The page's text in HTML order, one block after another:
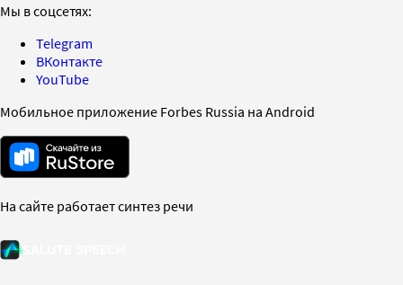
Мы в соцсетях:
Telegram
ВКонтакте
YouTube
Мобильное приложение Forbes Russia на Android
На сайте работает синтез речи